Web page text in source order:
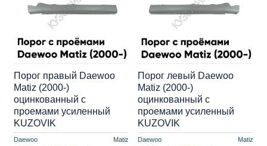
Daewoo Matiz
Порог правый Daewoo
Matiz (2000-)
оцинкованный с
проемами усиленный
KUZOVIK
Daewoo Matiz
Порог левый Daewoo
Matiz (2000-)
оцинкованный с
проемами усиленный
KUZOVIK